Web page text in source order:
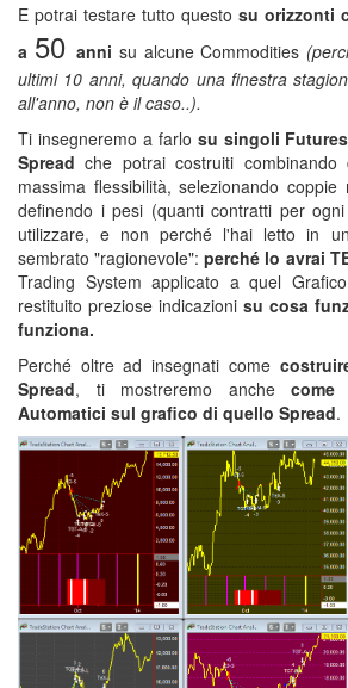
E potrai testare tutto questo su orizzonti
a 50 anni su alcune Commodities
ultimi 10 anni, quando una finestra
all'anno, non è il caso..).
Ti insegneremo a farlo su singoli Futures
Spreadche potrai costruiti
massima flessibilità, selezionando
definendo i pesi (quanti contratti per
utilizzare, e non perché l'hai letto in
sembrato "ragionevole":perché lo avrai
Trading System applicato a quel
restituito preziose indicazioni su cosa
funziona.
Perché oltre ad insegnati come
Spread, ti mostreremo anche come
Automatici sul grafico di quello Spread.